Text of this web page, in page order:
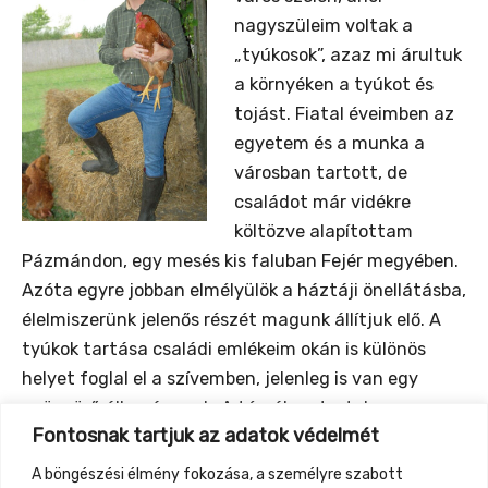
Fontosnak tartjuk az adatok védelmét
A böngészési élmény fokozása, a személyre szabott
nagyszüleim voltak a
„tyúkosok”, azaz mi árultuk
a környéken a tyúkot és
tojást. Fiatal éveimben az
egyetem és a munka a
városban tartott, de
családot már vidékre
költözve alapítottam
Pázmándon, egy mesés kis faluban Fejér megyében.
Azóta egyre jobban elmélyülök a háztáji önellátásba,
élelmiszerünk jelenős részét magunk állítjuk elő. A
tyúkok tartása családi emlékeim okán is különös
helyet foglal el a szívemben, jelenleg is van egy
gyönyörű állományunk. A témában tartok
oktatásokat és megjelent két könyvem isÍgy neveld
a tyúkodatésTyúkfajták háztájra címmel.